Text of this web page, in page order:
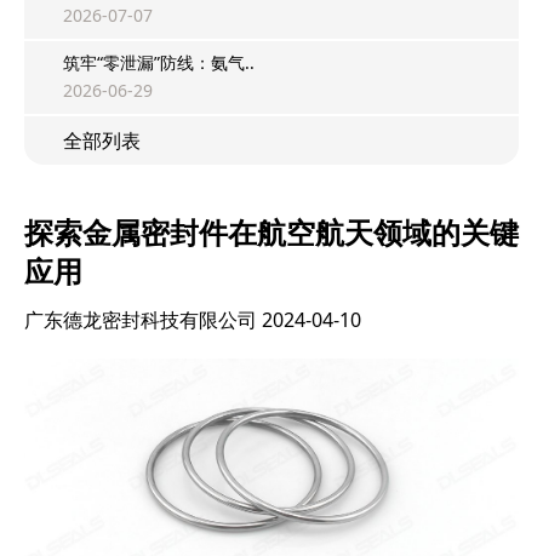
2026-07-07
筑牢“零泄漏”防线：氨气..
2026-06-29
全部列表
探索金属密封件在航空航天领域的关键
应用
广东德龙密封科技有限公司 2024-04-10